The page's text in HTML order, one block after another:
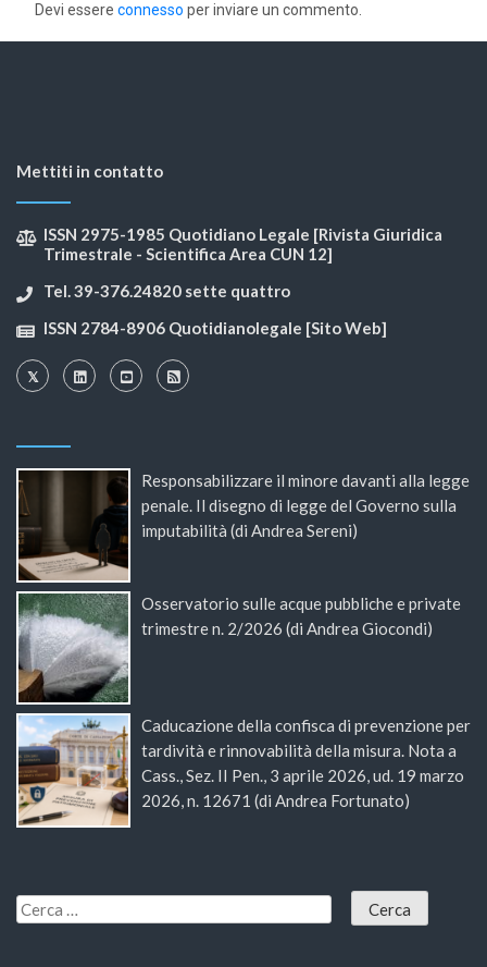
Devi essereconnesso per inviare un commento.
Mettiti in contatto
ISSN 2975-1985 Quotidiano Legale [Rivista Giuridica
Trimestrale - Scientifica Area CUN 12]
Tel. 39-376.24820 sette quattro
ISSN 2784-8906 Quotidianolegale [Sito Web]
Responsabilizzare il minore davanti alla legge
penale. Il disegno di legge del Governo sulla
imputabilità (di Andrea Sereni)
Osservatorio sulle acque pubbliche e private
trimestre n. 2/2026 (di Andrea Giocondi)
Caducazione della confisca di prevenzione per
tardività e rinnovabilità della misura. Nota a
Cass., Sez. II Pen., 3 aprile 2026, ud. 19 marzo
2026, n. 12671 (di Andrea Fortunato)